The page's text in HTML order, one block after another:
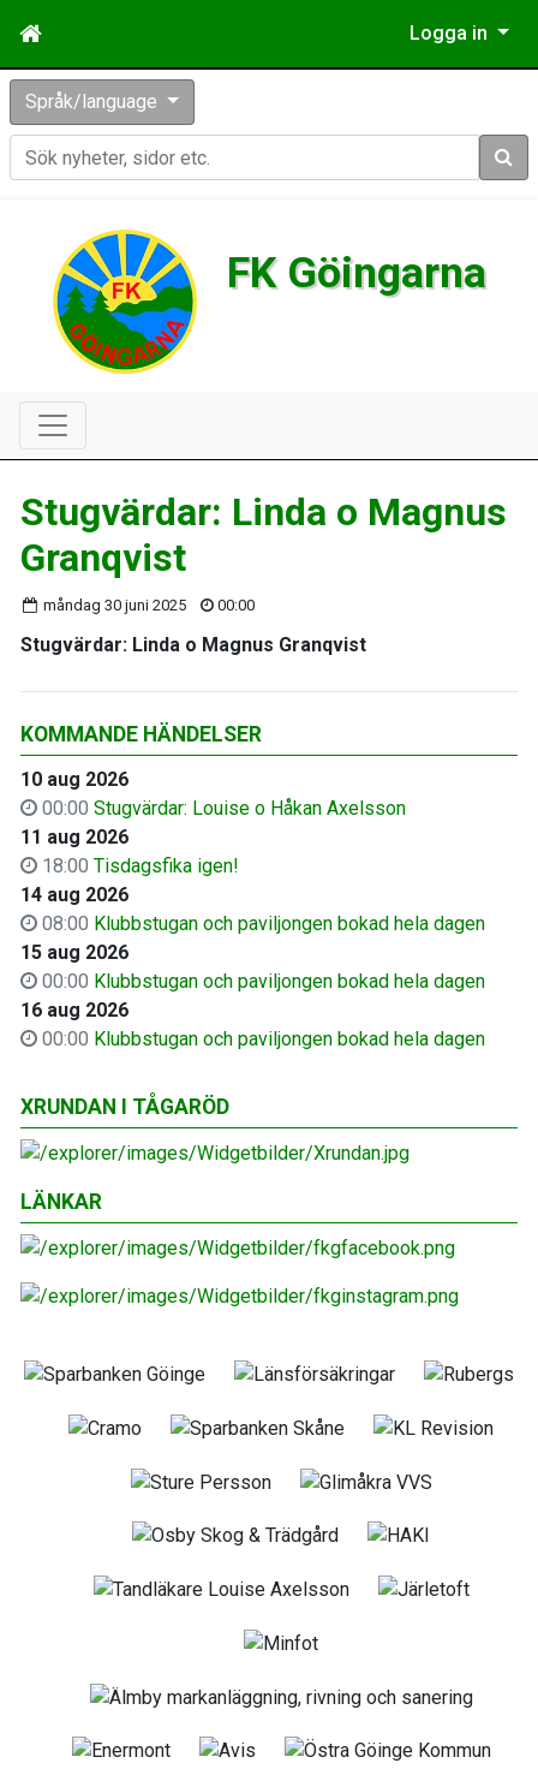
Logga in
Språk/language
Sök
FK Göingarna
KOMMANDE HÄNDELSER
10 aug 2026
00:00 Stugvärdar: Louise o Håkan Axelsson
11 aug 2026
18:00 Tisdagsfika igen!
14 aug 2026
08:00 Klubbstugan och paviljongen bokad hela dagen
15 aug 2026
00:00 Klubbstugan och paviljongen bokad hela dagen
16 aug 2026
00:00 Klubbstugan och paviljongen bokad hela dagen
Stugvärdar: Linda o Magnus
Granqvist
måndag 30 juni 2025 00:00
Stugvärdar: Linda o Magnus Granqvist
XRUNDAN I TÅGARÖD
LÄNKAR